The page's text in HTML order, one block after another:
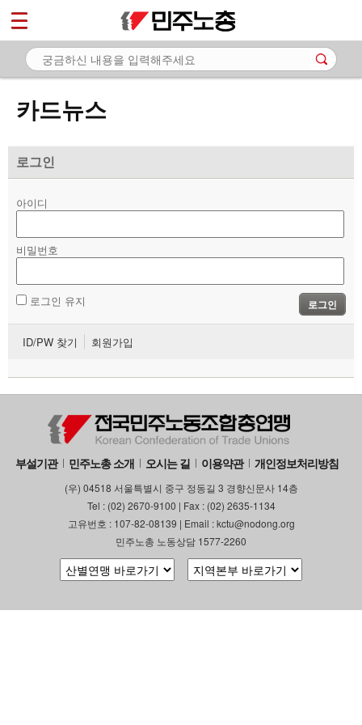
카드뉴스
로그인
아이디
비밀번호
로그인 유지 로그인
ID/PW 찾기 회원가입
부설기관 민주노총 소개 오시는 길 이용약관 개인정보처리방침
(우) 04518 서울특별시 중구 정동길 3 경향신문사 14층
Tel : (02) 2670-9100 | Fax : (02) 2635-1134
고유번호 : 107-82-08139 | Email : kctu@nodong.org
민주노총 노동상담 1577-2260
마이페이지
소개
노동상담
자료
- 미디어자료
- 카드뉴스
부설기관